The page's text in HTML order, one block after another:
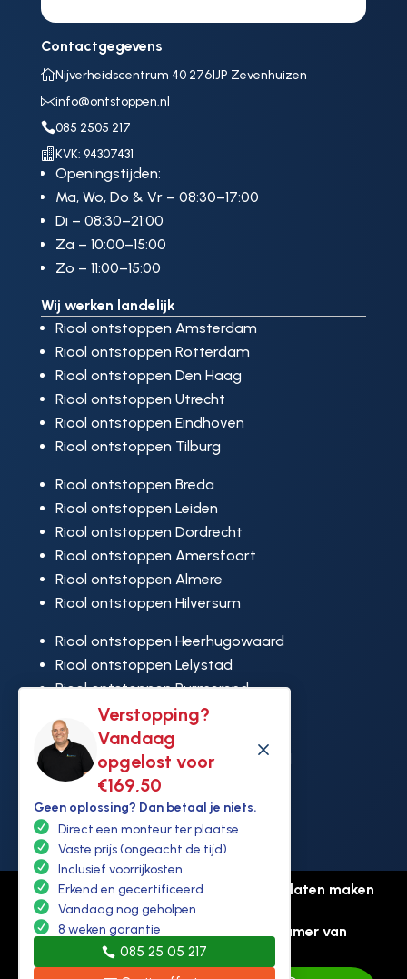
Verstopping?
Vandaag
opgelost voor
€169,50
M
Geen oplossing? Dan betaal je niets.
Direct een monteur ter plaatse
Vaste prijs (ongeacht de tijd)
Inclusief voorrijkosten
Erkend en gecertificeerd
Vandaag nog geholpen
8 weken garantie
085 25 05 217
Contactgegevens
Nijverheidscentrum 40 2761JP Zevenhuizen
info@ontstoppen.nl
085 2505 217
 KVK: 94307431
Openingstijden:
Ma, Wo, Do & Vr – 08:30–17:00
Di – 08:30–21:00
Za – 10:00–15:00
Zo – 11:00–15:00
Wij werken landelijk
Riool ontstoppen Amsterdam
Riool ontstoppen Rotterdam
Riool ontstoppen Den Haag
Riool ontstoppen Utrecht
Riool ontstoppen Eindhoven
Riool ontstoppen Tilburg
Riool ontstoppen Breda
Riool ontstoppen Leiden
Riool ontstoppen Dordrecht
Riool ontstoppen Amersfoort
Riool ontstoppen Almere
Riool ontstoppen Hilversum
Riool ontstoppen Heerhugowaard
Riool ontstoppen Lelystad
Riool ontstoppen Purmerend
Riool ontstoppen Ridderkerk
Riool ontstoppen Rijswijk
Riool ontstoppen Hoek van Holland
© Copyright Ontstoppen.nl |
Website laten maken
door Flexamedia
Privacyverklaring
Kamer van
koophandel: 94307431